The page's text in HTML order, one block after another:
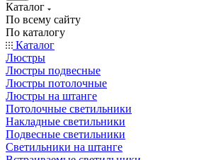
Каталог
По всему сайту
По каталогу
Каталог
Люстры
Люстры подвесные
Люстры потолочные
Люстры на штанге
Потолочные светильники
Накладные светильники
Подвесные светильники
Светильники на штанге